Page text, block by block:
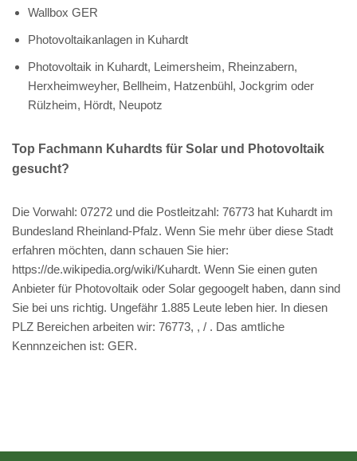
Wallbox GER
Photovoltaikanlagen in Kuhardt
Photovoltaik in Kuhardt, Leimersheim, Rheinzabern,
Herxheimweyher, Bellheim, Hatzenbühl, Jockgrim oder
Rülzheim, Hördt, Neupotz
Top Fachmann Kuhardts für Solar und Photovoltaik
gesucht?
Die Vorwahl: 07272 und die Postleitzahl: 76773 hat Kuhardt im
Bundesland Rheinland-Pfalz. Wenn Sie mehr über diese Stadt
erfahren möchten, dann schauen Sie hier:
https://de.wikipedia.org/wiki/Kuhardt. Wenn Sie einen guten
Anbieter für Photovoltaik oder Solar gegoogelt haben, dann sind
Sie bei uns richtig. Ungefähr 1.885 Leute leben hier. In diesen
PLZ Bereichen arbeiten wir: 76773, , / . Das amtliche
Kennnzeichen ist: GER.